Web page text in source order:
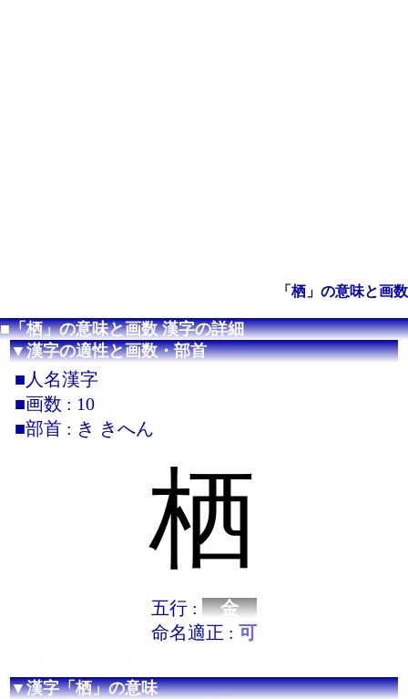
「栖」の意味と画数
■「栖」の意味と画数 漢字の詳細
▼漢字の適性と画数・部首
■人名漢字
■画数 : 10
■部首 : き きへん
栖
五行 : 金
命名適正 : 可
▼漢字「栖」の意味